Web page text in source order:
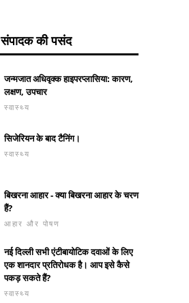
संपादक की पसंद
जन्मजात अधिवृक्क हाइपरप्लासिया: कारण,
लक्षण, उपचार
स्वास्थ्य
सिजेरियन के बाद टैनिंग।
स्वास्थ्य
बिखरना आहार - क्या बिखरना आहार के चरण
हैं?
आहार और पोषण
नई दिल्ली सभी एंटीबायोटिक दवाओं के लिए
एक शानदार प्रतिरोधक है। आप इसे कैसे
पकड़ सकते हैं?
स्वास्थ्य